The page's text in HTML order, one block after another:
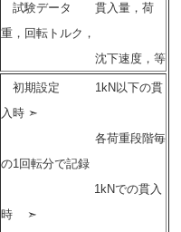
試験データ 貫入量，荷
重，回転トルク，
沈下速度，等
初期設定 1kN以下の貫
入時 ➣
各荷重段階毎
の1回転分で記録
1kNでの貫入
時 ➣